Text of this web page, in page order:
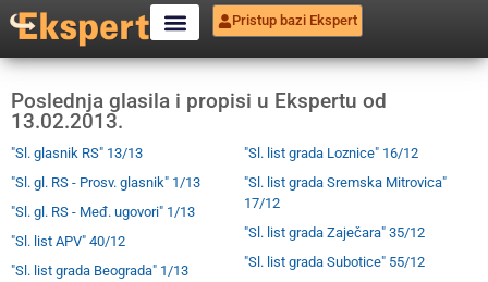
Pristup bazi Ekspert
Poslednja glasila i propisi u Ekspertu od
13.02.2013.
"Sl. glasnik RS" 13/13
"Sl. gl. RS - Prosv. glasnik" 1/13
"Sl. gl. RS - Međ. ugovori" 1/13
"Sl. list APV" 40/12
"Sl. list grada Beograda" 1/13
"Sl. list grada Loznice" 16/12
"Sl. list grada Sremska Mitrovica"
17/12
"Sl. list grada Zaječara" 35/12
"Sl. list grada Subotice" 55/12